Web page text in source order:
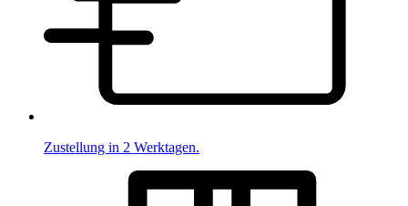
Zustellung in 2 Werktagen.